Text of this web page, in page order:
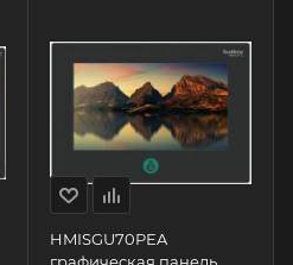
HMISGU70PEA